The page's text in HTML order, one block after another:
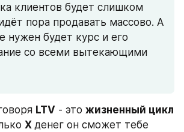
клиентов будет слишком
пора продавать массово. А
нужен будет курс и его
со всеми вытекающими
LTV - это жизненный цикл
X денег он сможет тебе